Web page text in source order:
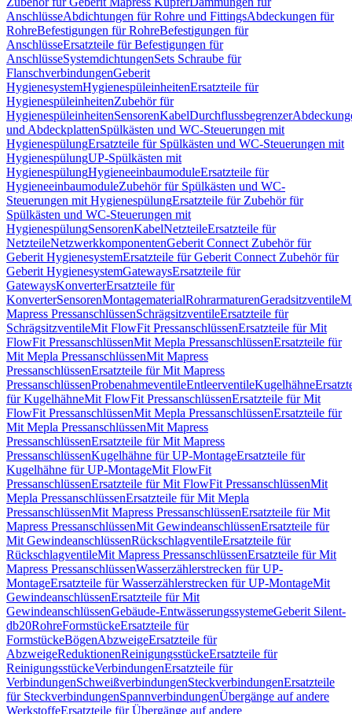
AnschlüsseAbdichtungen für Rohre und FittingsAbdeckungen für
RohreBefestigungen für RohreBefestigungen für
AnschlüsseErsatzteile für Befestigungen für
AnschlüsseSystemdichtungenSets Schraube für
FlanschverbindungenGeberit
HygienesystemHygienespüleinheitenErsatzteile für
HygienespüleinheitenZubehör für
HygienespüleinheitenSensorenKabelDurchflussbegrenzer
und AbdeckplattenSpülkästen und WC-Steuerungen mit
HygienespülungErsatzteile für Spülkästen und WC-Steuerungen mit
HygienespülungUP-Spülkästen mit
HygienespülungHygieneeinbaumoduleErsatzteile für
HygieneeinbaumoduleZubehör für Spülkästen und WC-
Steuerungen mit HygienespülungErsatzteile für Zubehör für
Spülkästen und WC-Steuerungen mit
HygienespülungSensorenKabelNetzteileErsatzteile für
NetzteileNetzwerkkomponentenGeberit Connect Zubehör für
Geberit HygienesystemErsatzteile für Geberit Connect Zubehör für
Geberit HygienesystemGatewaysErsatzteile für
GatewaysKonverterErsatzteile für
KonverterSensorenMontagematerialRohrarmaturenGeradsitzventile
Mapress PressanschlüssenSchrägsitzventileErsatzteile für
SchrägsitzventileMit FlowFit PressanschlüssenErsatzteile für Mit
FlowFit PressanschlüssenMit Mepla PressanschlüssenErsatzteile für
Mit Mepla PressanschlüssenMit Mapress
PressanschlüssenErsatzteile für Mit Mapress
PressanschlüssenProbenahmeventileEntleerventileKugelhähne
für KugelhähneMit FlowFit PressanschlüssenErsatzteile für Mit
FlowFit PressanschlüssenMit Mepla PressanschlüssenErsatzteile für
Mit Mepla PressanschlüssenMit Mapress
PressanschlüssenErsatzteile für Mit Mapress
PressanschlüssenKugelhähne für UP-MontageErsatzteile für
Kugelhähne für UP-MontageMit FlowFit
PressanschlüssenErsatzteile für Mit FlowFit PressanschlüssenMit
Mepla PressanschlüssenErsatzteile für Mit Mepla
PressanschlüssenMit Mapress PressanschlüssenErsatzteile für Mit
Mapress PressanschlüssenMit GewindeanschlüssenErsatzteile für
Mit GewindeanschlüssenRückschlagventileErsatzteile für
RückschlagventileMit Mapress PressanschlüssenErsatzteile für Mit
Mapress PressanschlüssenWasserzählerstrecken für UP-
MontageErsatzteile für Wasserzählerstrecken für UP-MontageMit
GewindeanschlüssenErsatzteile für Mit
GewindeanschlüssenGebäude-EntwässerungssystemeGeberit Silent-
db20RohreFormstückeErsatzteile für
FormstückeBögenAbzweigeErsatzteile für
AbzweigeReduktionenReinigungsstückeErsatzteile für
ReinigungsstückeVerbindungenErsatzteile für
VerbindungenSchweißverbindungenSteckverbindungenErsatzteile
für SteckverbindungenSpannverbindungenÜbergänge auf andere
WerkstoffeErsatzteile für Übergänge auf andere